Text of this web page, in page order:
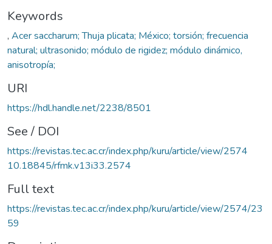
Keywords
, Acer saccharum; Thuja plicata; México; torsión; frecuencia
natural; ultrasonido; módulo de rigidez; módulo dinámico,
anisotropía;
URI
https://hdl.handle.net/2238/8501
See / DOI
https://revistas.tec.ac.cr/index.php/kuru/article/view/2574
10.18845/rfmk.v13i33.2574
Full text
https://revistas.tec.ac.cr/index.php/kuru/article/view/2574/23
59